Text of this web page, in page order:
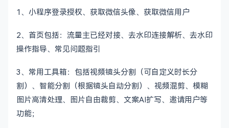
1、小程序登录授权、获取微信头像、获取微信用户
2、首页包括：流量主已经对接、去水印连接解析、去水印
操作指导、常见问题指引
3、常用工具箱：包括视频镜头分割（可自定义时长分
割）、智能分割（根据镜头自动分割）、视频混剪、模糊
图片高清处理、图片自由裁剪、文案AI扩写、邀请用户等
功能；